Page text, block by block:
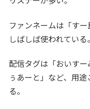
ファンネームは「す
しばしば使われている。
配信タグは「おいす
ぅあーと」など、用
る。